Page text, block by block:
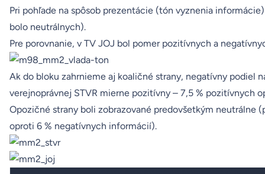
Pri pohľade na spôsob prezentácie (tón vyznenia
bolo neutrálnych).
Pre porovnanie, v TV JOJ bol pomer pozitívnych a
Ak do bloku zahrnieme aj koaličné strany, negatívny podiel
verejnoprávnej STVR mierne pozitívny – 7,5 % pozitívnych
Opozičné strany boli zobrazované predovšetkým
oproti 6 % negatívnych informácií).